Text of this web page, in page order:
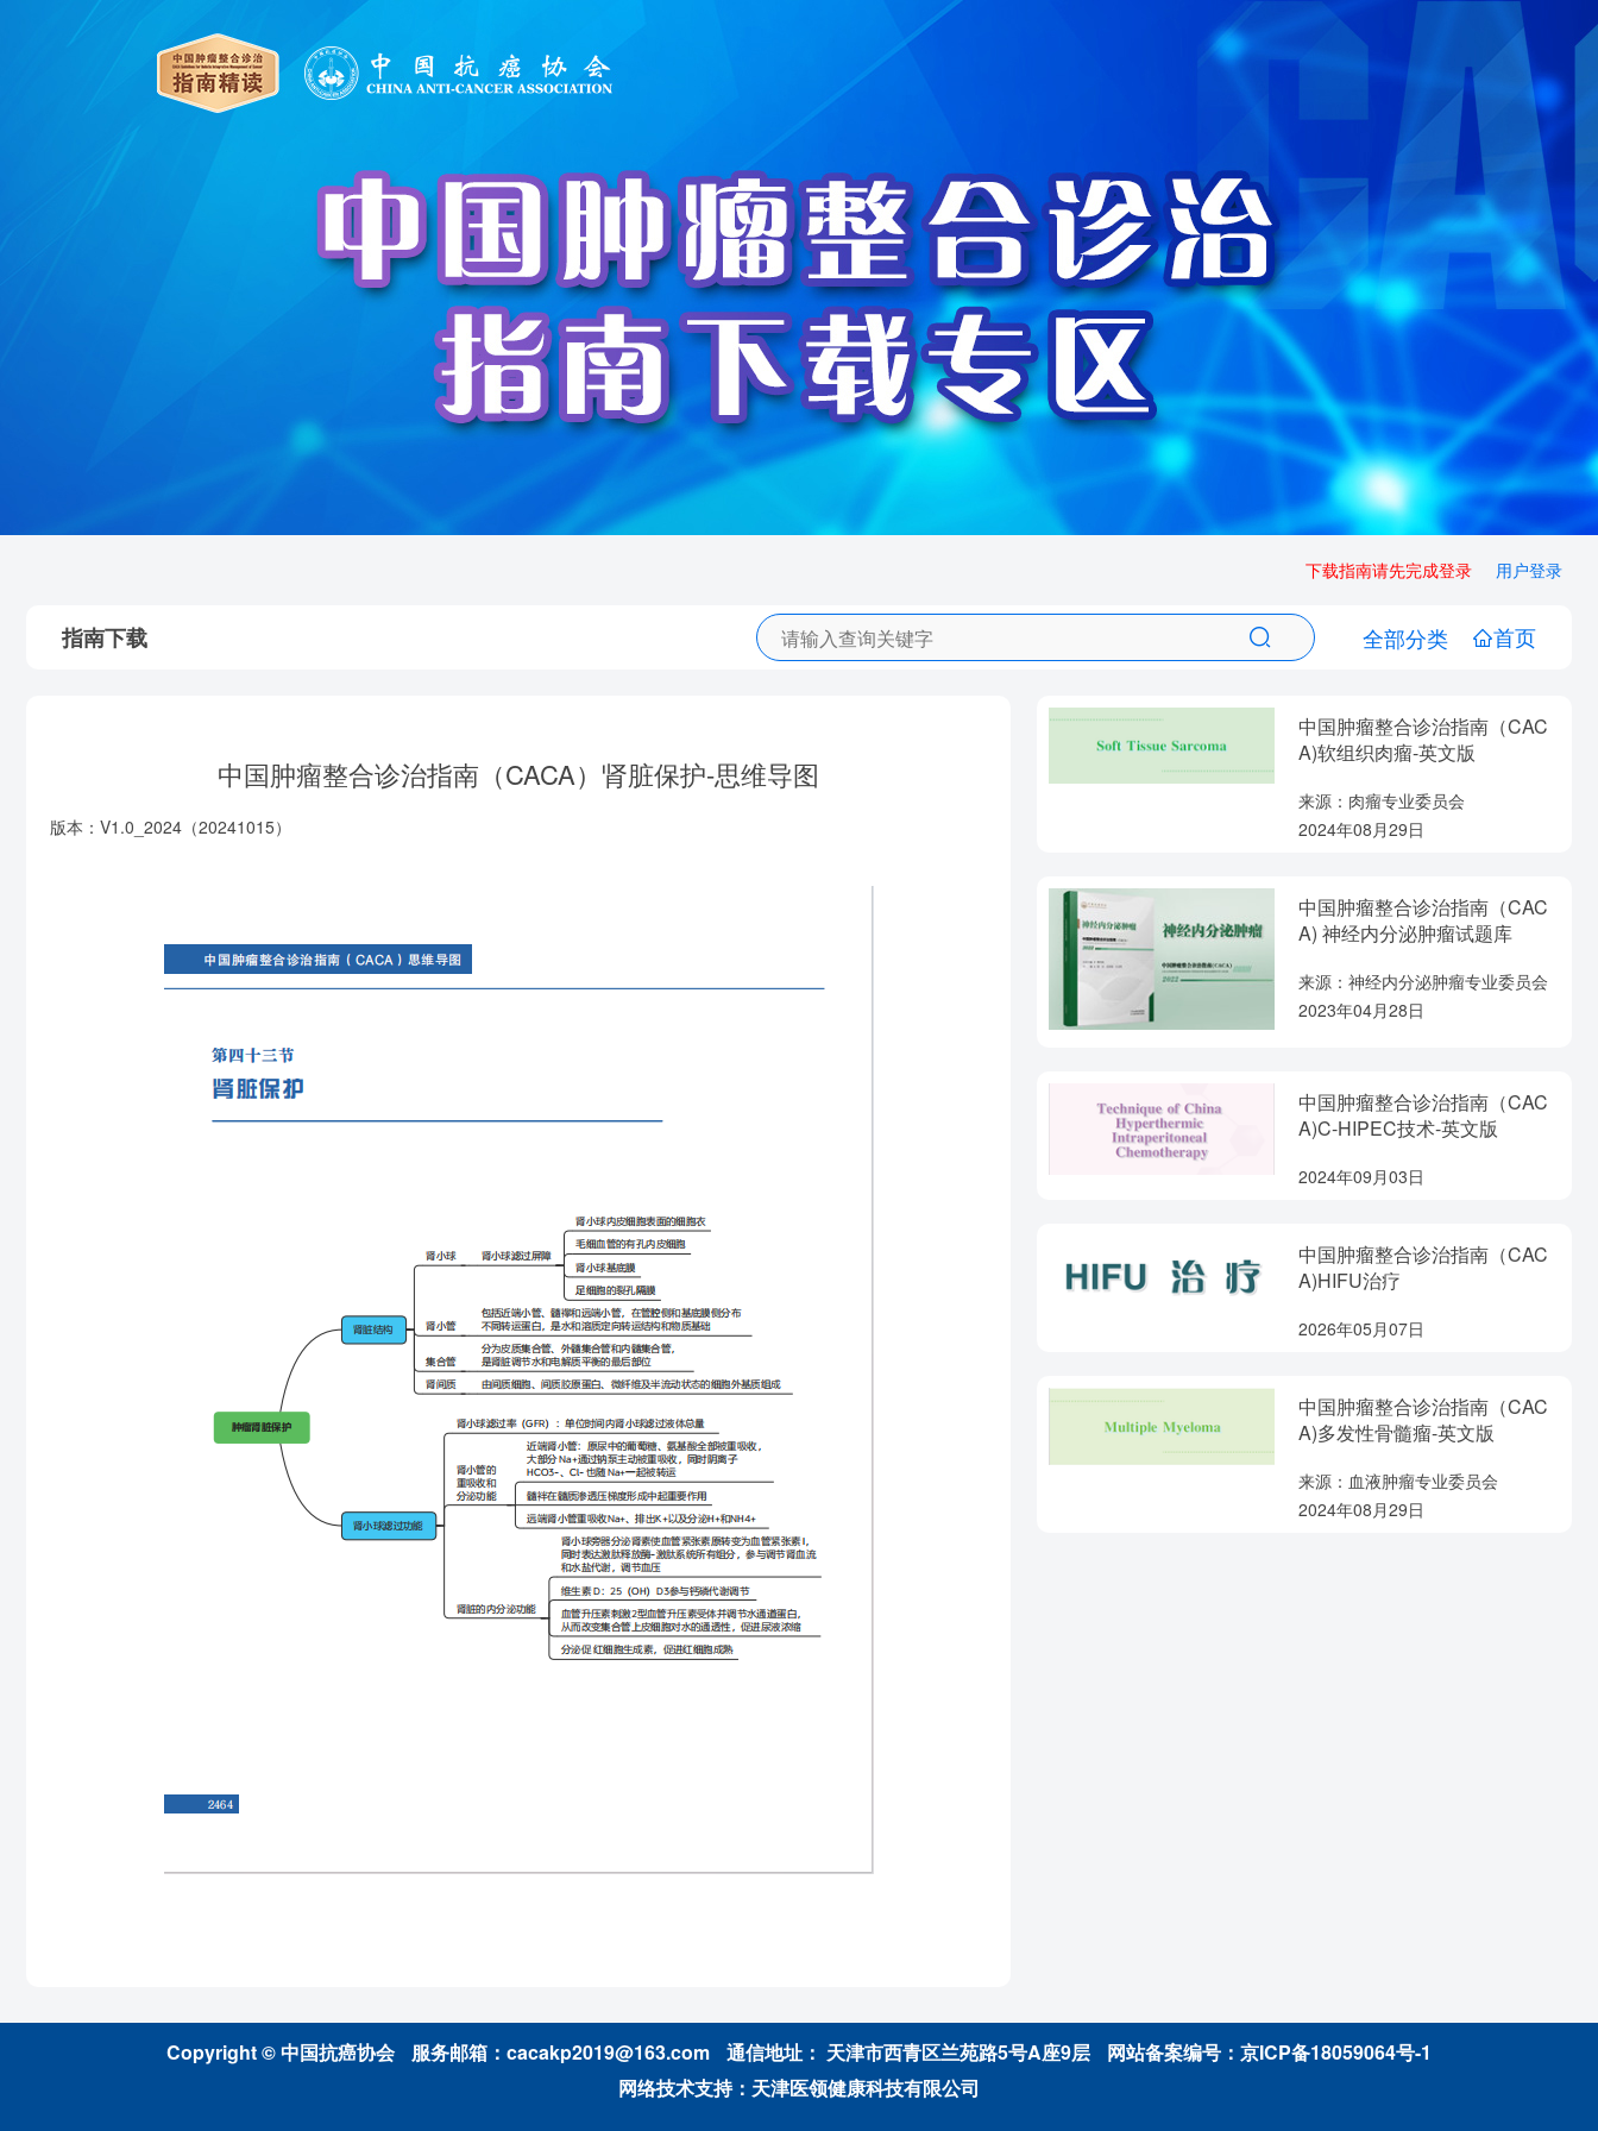
下载指南请先完成登录 用户登录
指南下载 全部分类 首页
中国肿瘤整合诊治指南（CACA）肾脏保护-思维导图
版本：V1.0_2024（20241015）
中国肿瘤整合诊治指南（CAC
A)软组织肉瘤-英文版
来源：肉瘤专业委员会
2024年08月29日
中国肿瘤整合诊治指南（CAC
A) 神经内分泌肿瘤试题库
来源：神经内分泌肿瘤专业委员会
2023年04月28日
中国肿瘤整合诊治指南（CAC
A)C-HIPEC技术-英文版
2024年09月03日
中国肿瘤整合诊治指南（CAC
A)HIFU治疗
2026年05月07日
中国肿瘤整合诊治指南（CAC
A)多发性骨髓瘤-英文版
来源：血液肿瘤专业委员会
2024年08月29日
Copyright © 中国抗癌协会 服务邮箱：cacakp2019@163.com 通信地址： 天津市西青区兰苑路5号A座9层 网站备案编号： 京ICP备18059064号-1
网络技术支持：天津医领健康科技有限公司